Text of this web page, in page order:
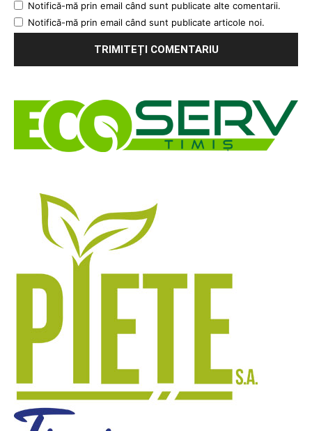
Notifică-mă prin email când sunt publicate alte comentarii.
Notifică-mă prin email când sunt publicate articole noi.